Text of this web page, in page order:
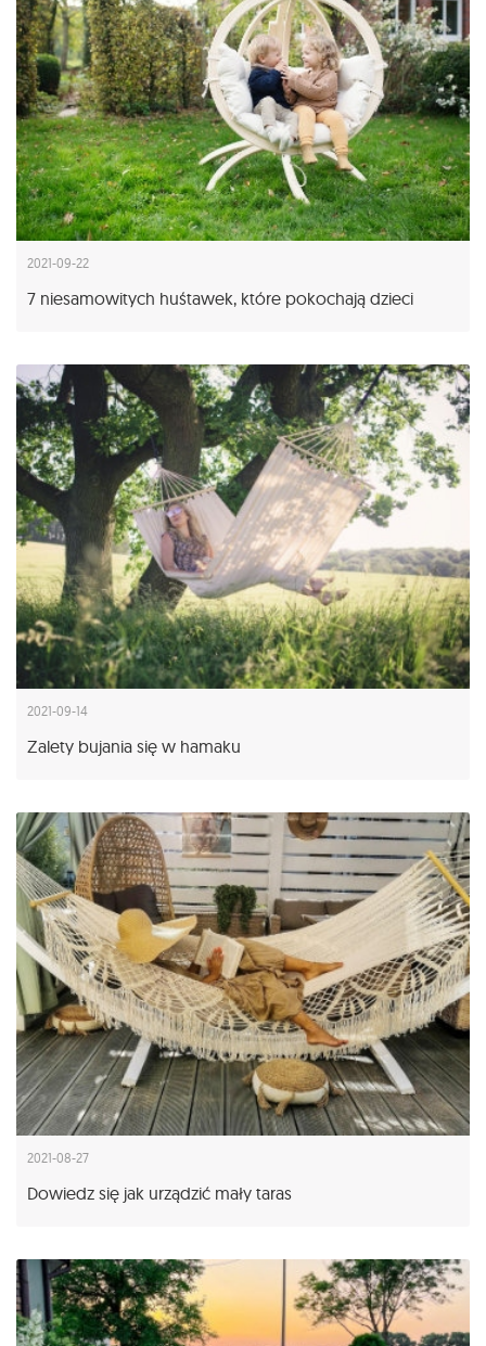
2021-09-22
7 niesamowitych huśtawek, które pokochają dzieci
2021-09-14
Zalety bujania się w hamaku
2021-08-27
Dowiedz się jak urządzić mały taras